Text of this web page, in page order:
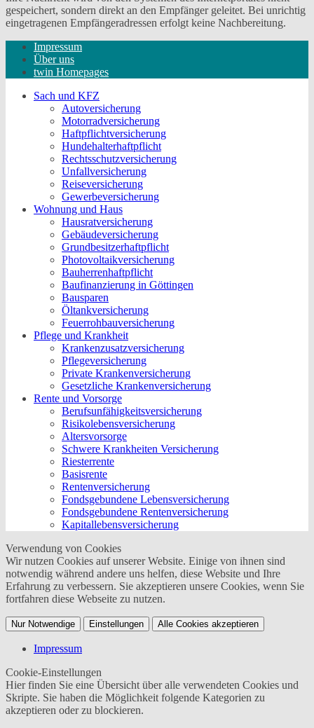
gespeichert, sondern direkt an den Empfänger geleitet. Bei unrichtig
eingetragenen Empfängeradressen erfolgt keine Nachbereitung.
Impressum
Über uns
twin Homepages
Sach und KFZ
Autoversicherung
Motorradversicherung
Haftpflichtversicherung
Hundehalterhaftpflicht
Rechtsschutzversicherung
Unfallversicherung
Reiseversicherung
Gewerbeversicherung
Wohnung und Haus
Hausratversicherung
Gebäudeversicherung
Grundbesitzerhaftpflicht
Photovoltaikversicherung
Bauherrenhaftpflicht
Baufinanzierung in Göttingen
Bausparen
Öltankversicherung
Feuerrohbauversicherung
Pflege und Krankheit
Krankenzusatzversicherung
Pflegeversicherung
Private Krankenversicherung
Gesetzliche Krankenversicherung
Rente und Vorsorge
Berufs­unfähigkeitsversicherung
Risikolebensversicherung
Altersvorsorge
Schwere Krankheiten Versicherung
Riesterrente
Basisrente
Rentenversicherung
Fondsgebundene Lebensversicherung
Fondsgebundene Rentenversicherung
Kapitallebensversicherung
Verwendung von Cookies
Wir nutzen Cookies auf unserer Website. Einige von ihnen sind
notwendig während andere uns helfen, diese Website und Ihre
Erfahrung zu verbessern. Sie akzeptieren unsere Cookies, wenn Sie
fortfahren diese Webseite zu nutzen.
Nur Notwendige Einstellungen Alle Cookies akzeptieren
Impressum
Cookie-Einstellungen
Hier finden Sie eine Übersicht über alle verwendeten Cookies und
Skripte. Sie haben die Möglichkeit folgende Kategorien zu
akzeptieren oder zu blockieren.